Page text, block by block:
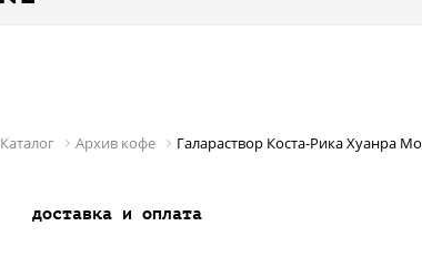
Для фильтра
Аксессуары
Каталог Архив кофе Галараствор Коста-Рика Хуанра
доставка и оплата